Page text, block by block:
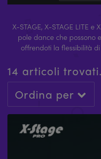
X-STAGE, X-STAGE LITE
pole dance che possono
offrendoti la flessibilità
14 articoli trovati.
Ordina per